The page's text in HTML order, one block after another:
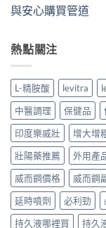
與安心購買管道
熱點關注
L-精胺酸 levitra
中醫調理
保健品
印度樂威壯
增大增
壯陽藥推薦
外用產
威而鋼價格
威而鋼
延時噴劑
必利勁
持久液哪裡買
持久